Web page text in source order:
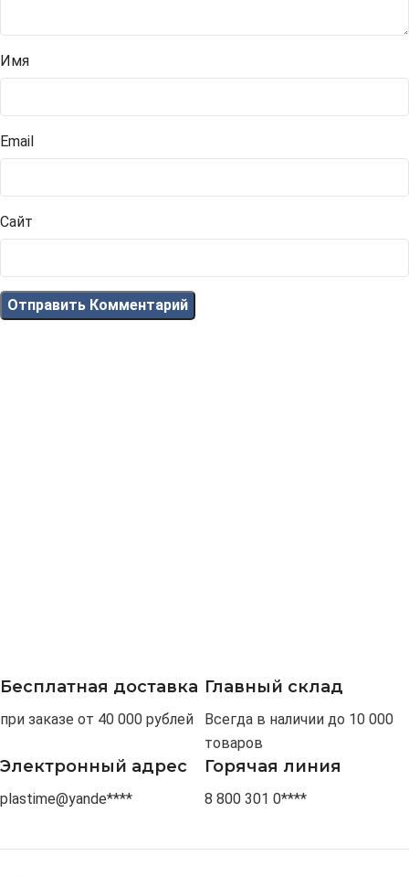
Имя
Email
Сайт
Бесплатная доставка
при заказе от 40 000 рублей
Главный склад
Всегда в наличии до 10 000
товаров
Электронный адрес
plastime@yande****
Горячая линия
8 800 301 0****